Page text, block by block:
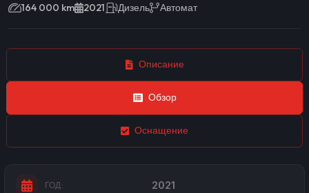
164 000 km 2021 Дизель Автомат
Описание
Обзор
Оснащение
ГОД: 2021